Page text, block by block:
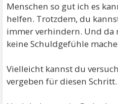
Menschen so gut ich es
helfen. Trotzdem, du
immer verhindern. Und
keine Schuldgefühle
Vielleicht kannst du
vergeben für diesen Schritt.